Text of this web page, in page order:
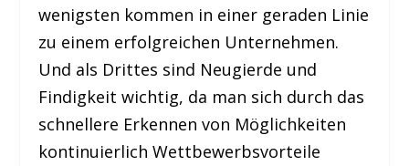
wenigsten kommen in einer geraden Linie
zu einem erfolgreichen Unternehmen.
Und als Drittes sind Neugierde und
Findigkeit wichtig, da man sich durch das
schnellere Erkennen von Möglichkeiten
kontinuierlich Wettbewerbsvorteile